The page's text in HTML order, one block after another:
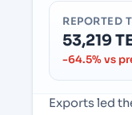
REPORTED
53,219
-64.5% vs
Exports led